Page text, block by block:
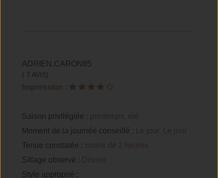
ADRIEN.CARON85
( 7 AVIS)
Impression :
Saison privilégiée : printemps, été
Moment de la journée conseillé :
Le jour, Le jour
Tenue constatée :
moins de 2 heures
Sillage observé : Discret
Style approprié :